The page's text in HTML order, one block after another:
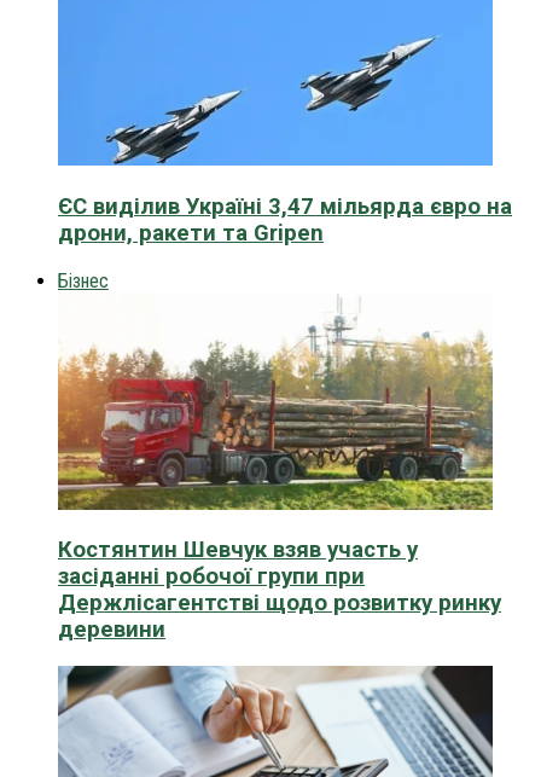
ЄС виділив Україні 3,47 мільярда євро на
дрони, ракети та Gripen
Бізнес
Костянтин Шевчук взяв участь у
засіданні робочої групи при
Держлісагентстві щодо розвитку ринку
деревини